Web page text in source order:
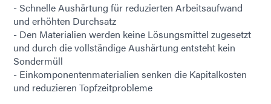
- Schnelle Aushärtung für reduzierten Arbeitsaufwand
und erhöhten Durchsatz
- Den Materialien werden keine Lösungsmittel zugesetzt
und durch die vollständige Aushärtung entsteht kein
Sondermüll
- Einkomponentenmaterialien senken die Kapitalkosten
und reduzieren Topfzeitprobleme